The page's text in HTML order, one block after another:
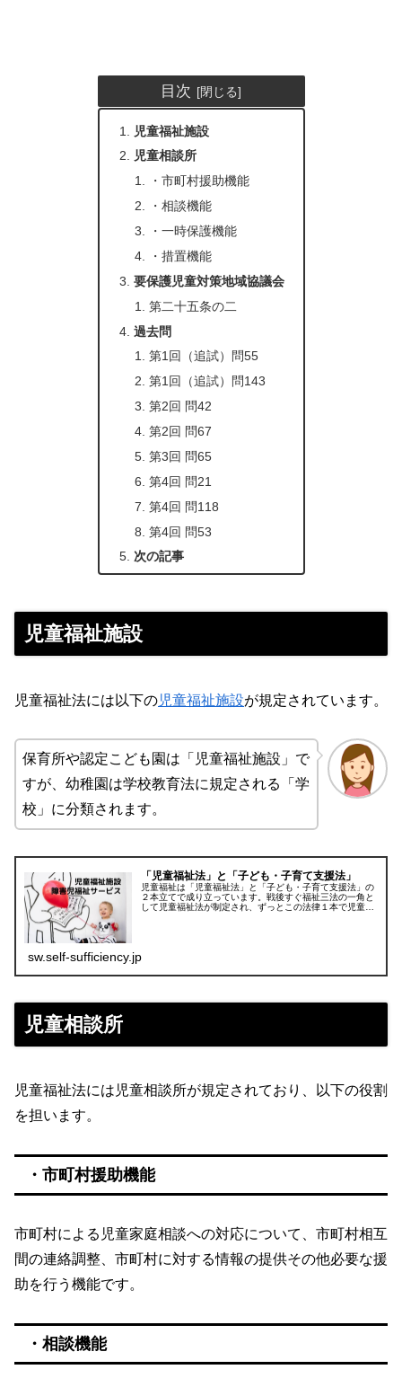
目次
児童福祉施設
児童相談所
・市町村援助機能
・相談機能
・一時保護機能
・措置機能
要保護児童対策地域協議会
第二十五条の二
過去問
第1回（追試）問55
第1回（追試）問143
第2回 問42
第2回 問67
第3回 問65
第4回 問21
第4回 問118
第4回 問53
次の記事
児童福祉施設
児童福祉法には以下の児童福祉施設が規定されています。
保育所や認定こども園は「児童福祉施設」で
すが、幼稚園は学校教育法に規定される「学
校」に分類されます。
「児童福祉法」と「子ども・子育て支援法」
児童福祉は「児童福祉法」と「子ども・子育て支援法」の
２本立てで成り立っています。戦後すぐ福祉三法の一角と
して児童福祉法が制定され、ずっとこの法律１本で児童福
sw.self-sufficiency.jp
児童相談所
児童福祉法には児童相談所が規定されており、以下の役割
を担います。
・市町村援助機能
市町村による児童家庭相談への対応について、市町村相互
間の連絡調整、市町村に対する情報の提供その他必要な援
助を行う機能です。
・相談機能